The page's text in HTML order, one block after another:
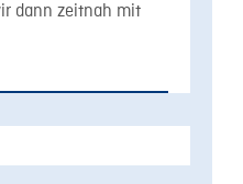
dann zeitnah mit